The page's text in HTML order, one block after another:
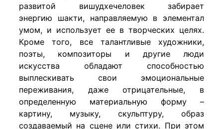
развитой вишудхечеловек забирает
энергию шакти, направляемую в элементал
умом, и использует ее в творческих целях.
Кроме того, все талантливые художники,
поэты, композиторы и другие люди
искусства обладают способностью
выплескивать свои эмоциональные
переживания, даже отрицательные, в
определенную материальную форму –
картину, музыку, скульптуру, образ
создаваемый на сцене или стихи. При этом